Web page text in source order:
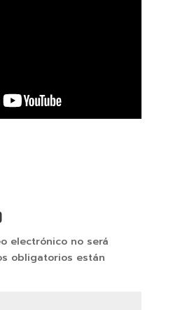
electrónico no será
obligatorios están